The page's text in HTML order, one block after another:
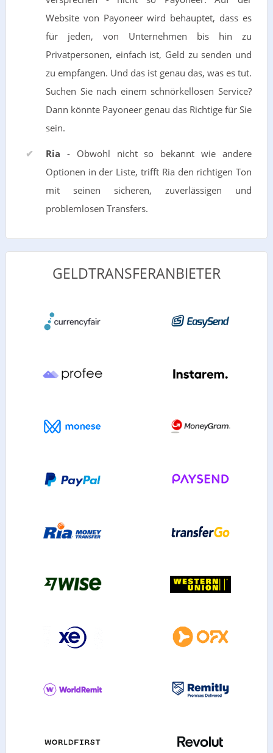
Website von Payoneer wird behauptet, dass es
für jeden, von Unternehmen bis hin zu
Privatpersonen, einfach ist, Geld zu senden und
zu empfangen. Und das ist genau das, was es tut.
Suchen Sie nach einem schnörkellosen Service?
Dann könnte Payoneer genau das Richtige für Sie
sein.
Ria - Obwohl nicht so bekannt wie andere
Optionen in der Liste, trifft Ria den richtigen Ton
mit seinen sicheren, zuverlässigen und
problemlosen Transfers.
GELDTRANSFERANBIETER